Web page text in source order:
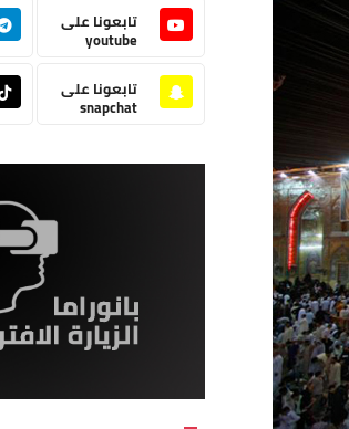
تابعونا على
youtube
تابعونا على
snapchat